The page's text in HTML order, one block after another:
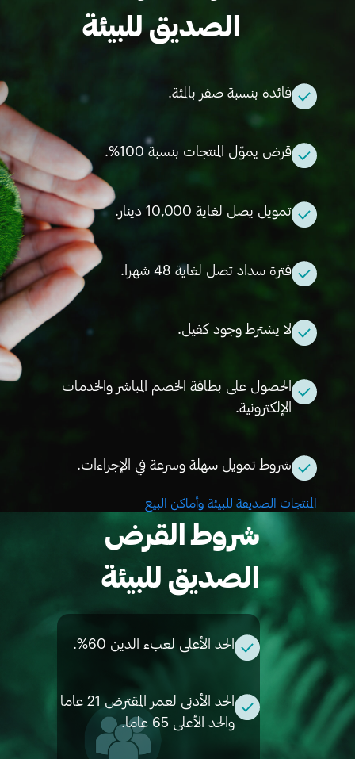
الصديق للبيئة
فائدة بنسبة صفر بالمئة.
قرض يموّل المنتجات بنسبة 100%.
تمويل يصل لغاية 10,000 دينار.
فترة سداد تصل لغاية 48 شهرا.
لا يشترط وجود كفيل.
الحصول على بطاقة الخصم المباشر والخدمات
الإلكترونية.
شروط تمويل سهلة وسرعة في الإجراءات.
المنتجات الصديقة للبيئة وأماكن البيع
شروط القرض
الصديق للبيئة
الحد الأعلى لعبء الدين 60%.
الحد الأدنى لعمر المقترض 21 عاما
والحد الأعلى 65 عاما.